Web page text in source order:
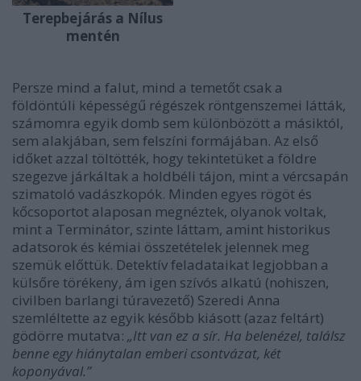
Terepbejárás a Nílus
mentén
Persze mind a falut, mind a temetőt csak a
földöntúli képességű régészek röntgenszemei látták,
számomra egyik domb sem különbözött a másiktól,
sem alakjában, sem felszíni formájában. Az első
időket azzal töltötték, hogy tekintetüket a földre
szegezve járkáltak a holdbéli tájon, mint a vércsapán
szimatoló vadászkopók. Minden egyes rögöt és
kőcsoportot alaposan megnéztek, olyanok voltak,
mint a Terminátor, szinte láttam, amint historikus
adatsorok és kémiai összetételek jelennek meg
szemük előttük. Detektív feladataikat legjobban a
külsőre törékeny, ám igen szívós alkatú (nohiszen,
civilben barlangi túravezető) Szeredi Anna
szemléltette az egyik később kiásott (azaz feltárt)
gödörre mutatva: „Itt van ez a sír. Ha belenézel, találsz
benne egy hiánytalan emberi csontvázat, két
koponyával.”